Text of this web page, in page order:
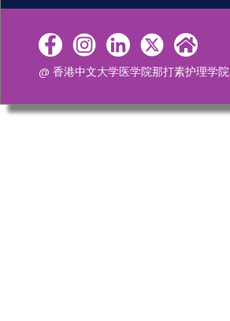
@ 香港中文大学医学院那打素护理学院